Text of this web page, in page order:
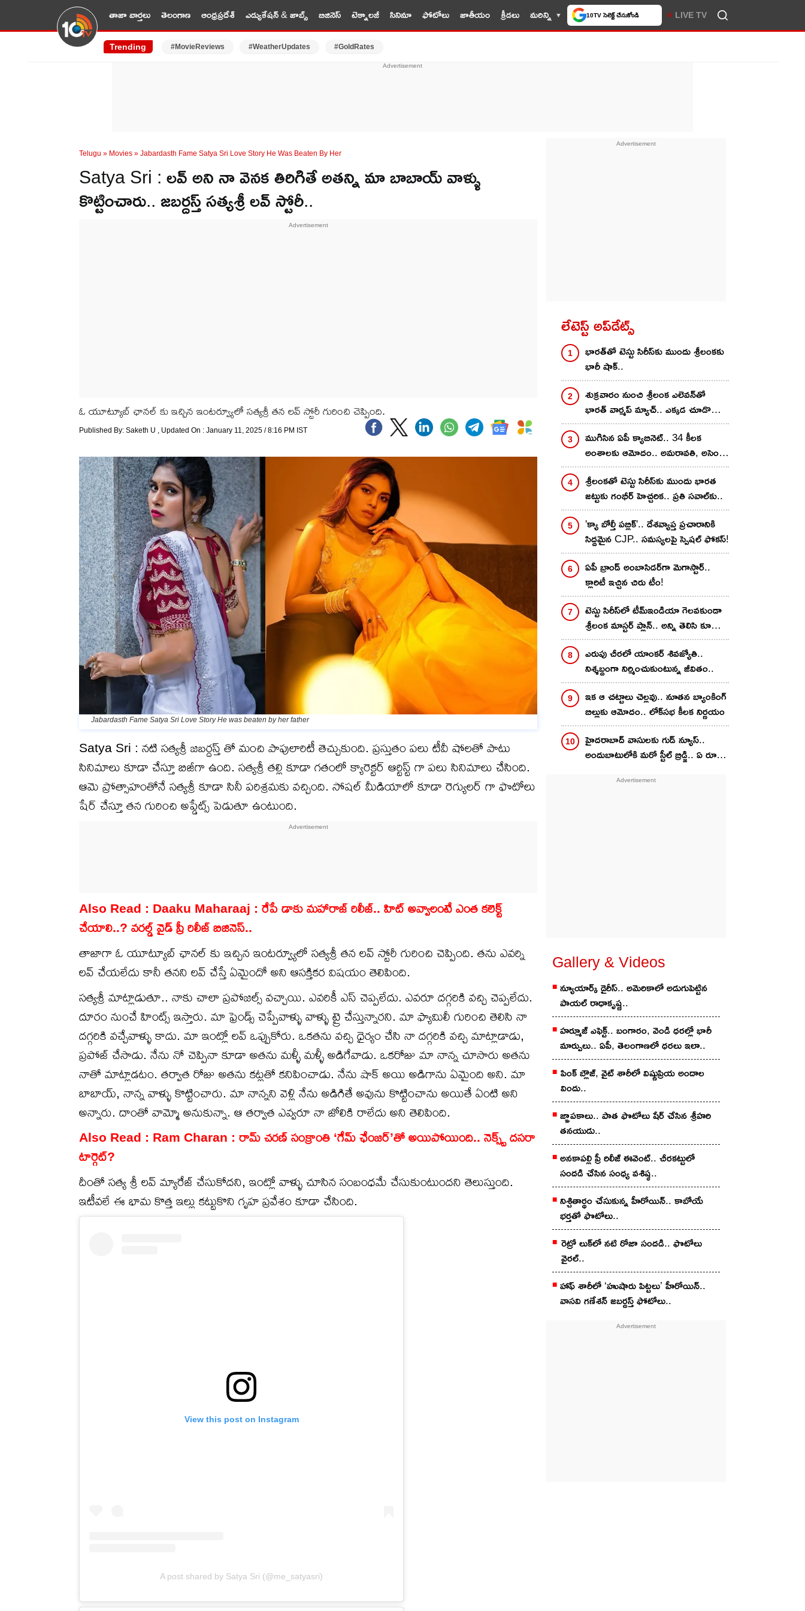
తాజా వార్తలు తెలంగాణ ఆంధ్రప్రదేశ్ ఎడ్యుకేషన్ & జాబ్స్ బిజినెస్ టెక్నాలజీ సినిమా ఫోటోలు జాతీయం క్రీడలు మరిన్ని
చేసుకోండి
LIVE TV
Trending #MovieReviews #WeatherUpdates #GoldRates
Telugu » Movies » Jabardasth Fame Satya Sri Love Story He Was Beaten By Her
Satya Sri : లవ్ అని నా వెనక తిరిగితే అతన్ని మా బాబాయ్ వాళ్ళు
కొట్టించారు.. జబర్దస్త్ సత్యశ్రీ లవ్ స్టోరీ..
ఓ యూట్యూబ్ ఛానల్ కు ఇచ్చిన ఇంటర్వ్యూలో సత్యశ్రీ తన లవ్ స్టోరీ గురించి చెప్పింది.
Published By: Saketh U , Updated On : January 11, 2025 / 8:16 PM IST
Jabardasth Fame Satya Sri Love Story He was beaten by her father
Satya Sri : నటి సత్యశ్రీ జబర్దస్త్ తో మంచి పాపులారిటీ తెచ్చుకుంది. ప్రస్తుతం పలు టీవీ షోలతో పాటు
సినిమాలు కూడా చేస్తూ బిజీగా ఉంది. సత్యశ్రీ తల్లి కూడా గతంలో క్యారెక్టర్ ఆర్టిస్ట్ గా పలు సినిమాలు చేసింది.
ఆమె ప్రోత్సాహంతోనే సత్యశ్రీ కూడా సినీ పరిశ్రమకు వచ్చింది. సోషల్ మీడియాలో కూడా రెగ్యులర్ గా ఫొటోలు
షేర్ చేస్తూ తన గురించి అప్డేట్స్ పెడుతూ ఉంటుంది.
Also Read : Daaku Maharaaj : రేపే డాకు మహారాజ్ రిలీజ్.. హిట్ అవ్వాలంటే ఎంత కలెక్ట్
చేయాలి..? వరల్డ్ వైడ్ ప్రీ రిలీజ్ బిజినెస్..
తాజాగా ఓ యూట్యూబ్ ఛానల్ కు ఇచ్చిన ఇంటర్వ్యూలో సత్యశ్రీ తన లవ్ స్టోరీ గురించి చెప్పింది. తను ఎవర్ని
లవ్ చేయలేదు కానీ తనని లవ్ చేస్తే ఏమైందో అని ఆసక్తికర విషయం తెలిపింది.
సత్యశ్రీ మాట్లాడుతూ.. నాకు చాలా ప్రపోజల్స్ వచ్చాయి. ఎవరికీ ఎస్ చెప్పలేదు. ఎవరూ దగ్గరికి వచ్చి చెప్పలేదు.
దూరం నుంచే హింట్స్ ఇస్తారు. మా ఫ్రెండ్స్ చెప్పేవాళ్ళు వాళ్ళు ట్రై చేస్తున్నారని. మా ఫ్యామిలీ గురించి తెలిసి నా
దగ్గరికి వచ్చేవాళ్ళు కాదు. మా ఇంట్లో లవ్ ఒప్పుకోరు. ఒకతను వచ్చి ధైర్యం చేసి నా దగ్గరికి వచ్చి మాట్లాడాడు,
ప్రపోజ్ చేసాడు. నేను నో చెప్పినా కూడా అతను మళ్ళీ మళ్ళీ అడిగేవాడు. ఒకరోజు మా నాన్న చూసారు అతను
నాతో మాట్లాడటం. తర్వాత రోజు అతను కట్లతో కనిపించాడు. నేను షాక్ అయి అడిగాను ఏమైంది అని. మా
బాబాయ్, నాన్న వాళ్ళు కొట్టించారు. మా నాన్నని వెళ్లి నేను అడిగితే అవును కొట్టించాను అయితే ఏంటి అని
అన్నారు. దాంతో వామ్మో అనుకున్నా. ఆ తర్వాత ఎవ్వరూ నా జోలికి రాలేదు అని తెలిపింది.
Also Read : Ram Charan : రామ్ చరణ్ సంక్రాంతి ‘గేమ్ ఛేంజర్’తో అయిపోయింది.. నెక్స్ట్ దసరా
టార్గెట్?
దీంతో సత్య శ్రీ లవ్ మ్యారేజ్ చేసుకోదని, ఇంట్లో వాళ్ళు చూసిన సంబంధమే చేసుకుంటుందని తెలుస్తుంది.
ఇటీవలే ఈ భామ కొత్త ఇల్లు కట్టుకొని గృహ ప్రవేశం కూడా చేసింది.
View this post on Instagram
A post shared by Satya Sri (@me_satyasri)
లేటెస్ట్ అప్‌డేట్స్
భార‌త్‌తో టెస్టు సిరీస్‌కు ముందు శ్రీలంక‌కు
భారీ షాక్..
శుక్ర‌వారం నుంచి శ్రీలంక ఎలెవ‌న్‌తో
భార‌త్ వార్మ‌ప్ మ్యాచ్.. ఎక్క‌డ చూడొచ్చొ
తెలుసా?
ముగిసిన ఏపీ క్యాబినెట్.. 34 కీలక
అంశాలకు ఆమోదం.. అమరావతి, అసెంబ్లీ,
హైకోర్టు డిజైన్లకు భారీ నిధులు
శ్రీలంక‌తో టెస్టు సిరీస్‌కు ముందు భారత
జట్టుకు గంభీర్ హెచ్చరిక.. ప్రతి సవాల్‌కు..
'క్యా బోల్తీ పబ్లిక్'.. దేశవ్యాప్త ప్రచారానికి
సిద్దమైన CJP.. సమస్యలపై స్పెషల్ ఫోకస్!
ఏపీ బ్రాండ్ అంబాసిడర్‌గా మెగాస్టార్..
క్లారిటీ ఇచ్చిన చిరు టీం!
టెస్టు సిరీస్‌లో టీమ్ఇండియా గెల‌వ‌కుండా
శ్రీలంక మాస్ట‌ర్ ప్లాన్.. అన్ని తెలిసి కూడా
ఏం చేయ‌క‌పోతున్న గిల్ సేన‌..
ఎరుపు చీర‌లో యాంక‌ర్ శివ‌జ్యోతి..
నిశ్శబ్దంగా నిర్మించుకుంటున్న జీవితం..
ఇక ఆ చట్టాలు చెల్లవు.. నూతన బ్యాంకింగ్
బిల్లుకు ఆమోదం.. లోక్‌సభ కీలక నిర్ణయం
హైదరాబాద్‌ వాసులకు గుడ్‌ న్యూస్..
అందుబాటులోకి మరో స్టీల్ బ్రిడ్జి.. ఏ రూట్
Gallery & Videos
న్యూయార్క్ డైరీస్.. అమెరికాలో అడుగుపెట్టిన
పాయల్ రాధాకృష్ణ..
హర్మూజ్ ఎఫెక్ట్.. బంగారం, వెండి ధరల్లో భారీ
మార్పులు.. ఏపీ, తెలంగాణలో ధరలు ఇలా..
పింక్ బ్లౌజ్, వైట్ శారీలో విష్ణుప్రియ అందాల
విందు..
జ్ఞాపకాలు.. పాత ఫొటోలు షేర్ చేసిన శ్రీహరి
తనయుడు..
అనకాపల్లి ప్రీ రిలీజ్ ఈవెంట్.. చీరకట్టులో
సందడి చేసిన సంధ్య వశిష్ఠ..
నిశ్చితార్థం చేసుకున్న హీరోయిన్.. కాబోయే
భర్తతో ఫొటోలు..
రెట్రో లుక్‌లో నటి రోజా సందడి.. ఫొటోలు
వైరల్..
హాఫ్ శారీలో ‘హుషారు పిట్టలు’ హీరోయిన్..
వాసవి గణేశన్ జబర్దస్త్ ఫోటోలు..